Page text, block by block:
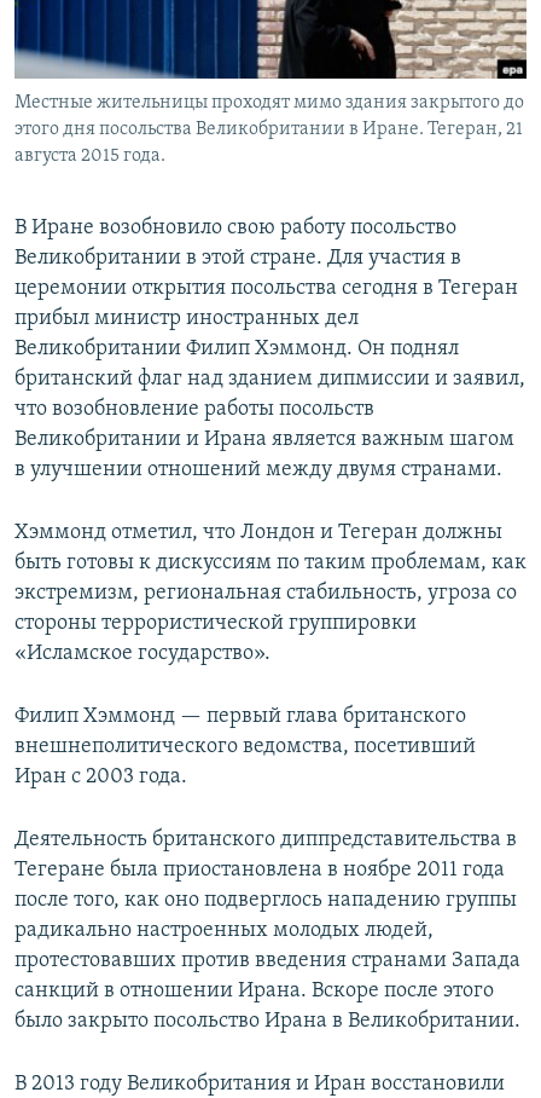
Местные жительницы проходят мимо здания закрытого до
этого дня посольства Великобритании в Иране. Тегеран, 21
августа 2015 года.
В Иране возобновило свою работу посольство
Великобритании в этой стране. Для участия в
церемонии открытия посольства сегодня в Тегеран
прибыл министр иностранных дел
Великобритании Филип Хэммонд. Он поднял
британский флаг над зданием дипмиссии и заявил,
что возобновление работы посольств
Великобритании и Ирана является важным шагом
в улучшении отношений между двумя странами.
Хэммонд отметил, что Лондон и Тегеран должны
быть готовы к дискуссиям по таким проблемам, как
экстремизм, региональная стабильность, угроза со
стороны террористической группировки
«Исламское государство».
Филип Хэммонд — первый глава британского
внешнеполитического ведомства, посетивший
Иран с 2003 года.
Деятельность британского диппредставительства в
Тегеране была приостановлена в ноябре 2011 года
после того, как оно подверглось нападению группы
радикально настроенных молодых людей,
протестовавших против введения странами Запада
санкций в отношении Ирана. Вскоре после этого
было закрыто посольство Ирана в Великобритании.
В 2013 году Великобритания и Иран восстановили